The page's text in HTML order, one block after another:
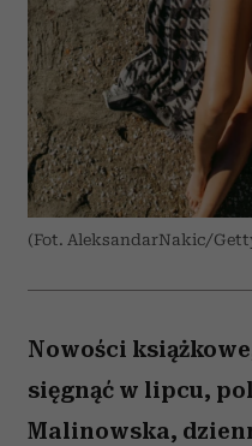
(Fot. AleksandarNakic/
Nowości
sięgnąć w lipcu,
Malinowska,